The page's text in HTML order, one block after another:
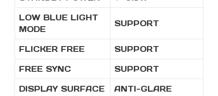
LOW BLUE LIGHT
MODE
SUPPORT
FLICKER FREE SUPPORT
FREE SYNC SUPPORT
DISPLAY SURFACE ANTI-GLARE